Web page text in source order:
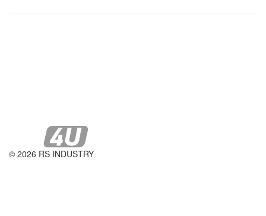
© 2026 RS INDUSTRY